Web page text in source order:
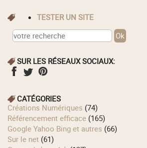
TESTER UN SITE
SUR LES RÉSEAUX SOCIAUX:
CATÉGORIES
Créations Numériques (74)
Référencement efficace (165)
Google Yahoo Bing et autres (66)
Sur le net (61)